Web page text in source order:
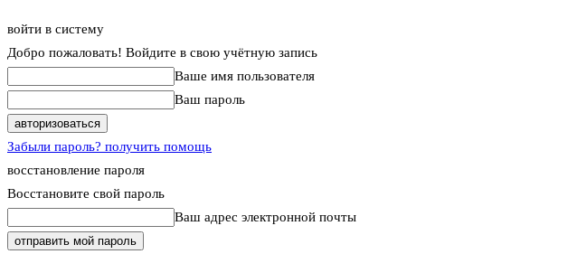
войти в систему
Добро пожаловать! Войдите в свою учётную запись
Ваше имя пользователя
Ваш пароль
Забыли пароль? получить помощь
восстановление пароля
Восстановите свой пароль
Ваш адрес электронной почты